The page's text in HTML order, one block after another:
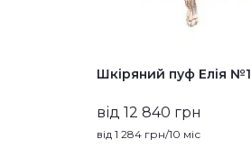
Шкіряний пуф Елія №1
від 12 840 грн
від 1 284 грн/10 міс